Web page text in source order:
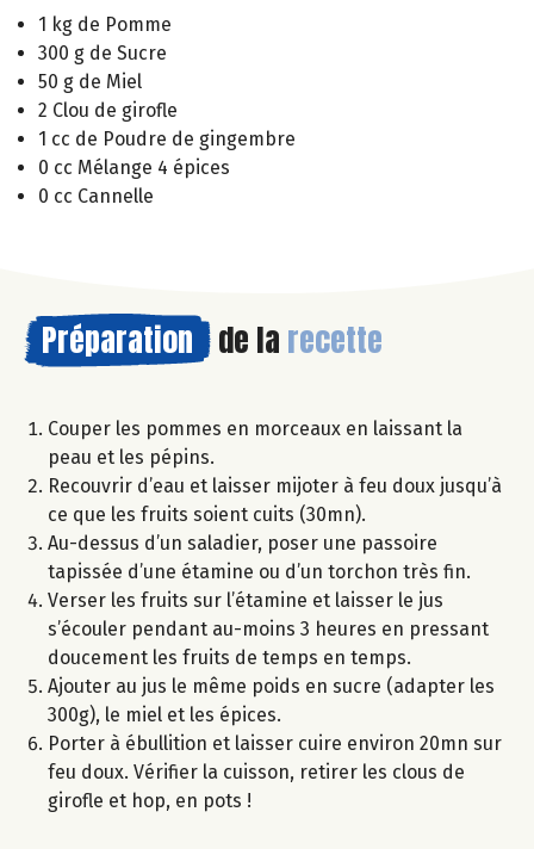
1 kg de Pomme
300 g de Sucre
50 g de Miel
2 Clou de girofle
1 cc de Poudre de gingembre
0 cc Mélange 4 épices
0 cc Cannelle
Préparation de la recette
Couper les pommes en morceaux en laissant la
peau et les pépins.
Recouvrir d’eau et laisser mijoter à feu doux jusqu’à
ce que les fruits soient cuits (30mn).
Au-dessus d’un saladier, poser une passoire
tapissée d’une étamine ou d’un torchon très fin.
Verser les fruits sur l’étamine et laisser le jus
s’écouler pendant au-moins 3 heures en pressant
doucement les fruits de temps en temps.
Ajouter au jus le même poids en sucre (adapter les
300g), le miel et les épices.
Porter à ébullition et laisser cuire environ 20mn sur
feu doux. Vérifier la cuisson, retirer les clous de
girofle et hop, en pots !